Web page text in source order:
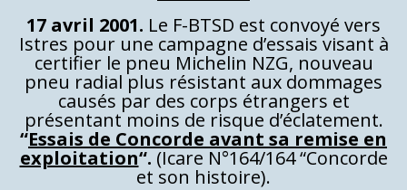
17 avril 2001. Le F-BTSD est convoyé vers
Istres pour une campagne d’essais visant à
certifier le pneu Michelin NZG, nouveau
pneu radial plus résistant aux dommages
causés par des corps étrangers et
présentant moins de risque d’éclatement.
“Essais de Concorde avant sa remise en
exploitation“. (Icare N°164/164 “Concorde
et son histoire).